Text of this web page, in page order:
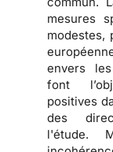
mesures
modestes,
envers
font
positives
des
l'étude.